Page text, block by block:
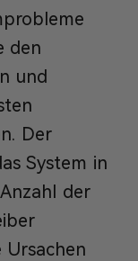
den
und
Der
System in
der